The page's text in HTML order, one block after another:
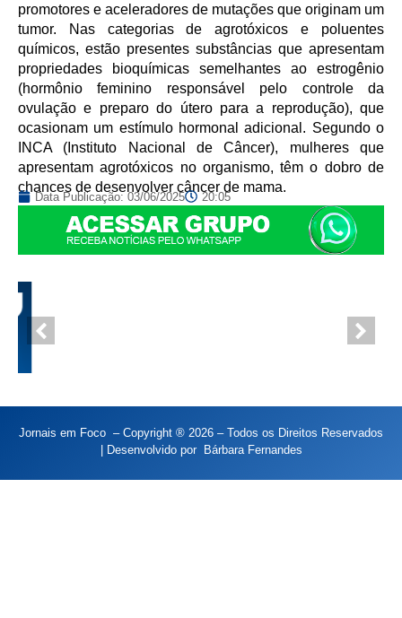
promotores e aceleradores de mutações que originam um
tumor. Nas categorias de agrotóxicos e poluentes
químicos, estão presentes substâncias que apresentam
propriedades bioquímicas semelhantes ao estrogênio
(hormônio feminino responsável pelo controle da
ovulação e preparo do útero para a reprodução), que
ocasionam um estímulo hormonal adicional. Segundo o
INCA (Instituto Nacional de Câncer), mulheres que
apresentam agrotóxicos no organismo, têm o dobro de
chances de desenvolver câncer de mama.
Data Publicação: 03/06/2025 20:05
Jornais em Foco – Copyright ® 2026 – Todos os Direitos Reservados
| Desenvolvido por Bárbara Fernandes